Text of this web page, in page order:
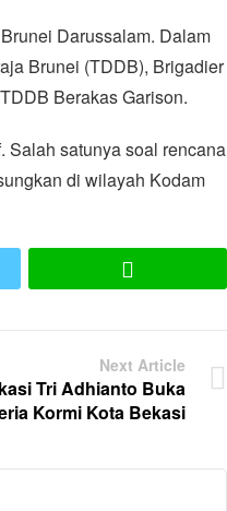
Darussalam. Dalam
Brunei (TDDB), Brigadier
Berakas Garison.
satunya soal rencana
di wilayah Kodam
Next Article
Tri Adhianto Buka
Kormi Kota Bekasi